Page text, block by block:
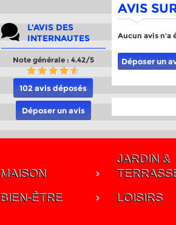
L'AVIS DES
INTERNAUTES
Note générale : 4.42/5
102 avis déposés
Déposer un avis
AVIS
Aucun avis n'a
Déposer un
MAISON
JARDIN &
BIEN-ÊTRE
LOISIRS